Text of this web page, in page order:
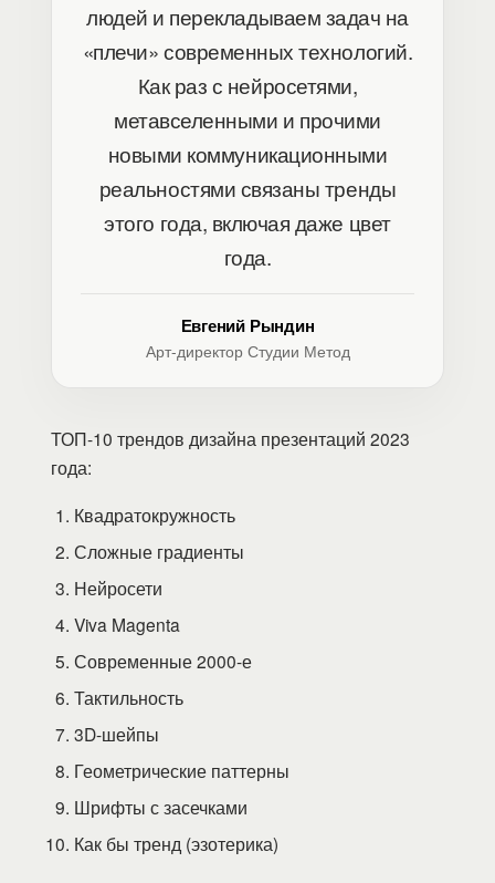
людей и перекладываем задач на
«плечи» современных технологий.
Как раз с нейросетями,
метавселенными и прочими
новыми коммуникационными
реальностями связаны тренды
этого года, включая даже цвет
года.
Евгений Рындин
Арт-директор Студии Метод
ТОП-10 трендов дизайна презентаций 2023
года:
Квадратокружность
Сложные градиенты
Нейросети
Viva Magenta
Современные 2000-е
Тактильность
3D-шейпы
Геометрические паттерны
Шрифты с засечками
Как бы тренд (эзотерика)